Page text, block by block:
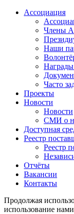
Ассоциация
Члены
Наши
Награды
Часто
Проекты
Новости
Новости
СМИ о
Доступная
Реестр
Реестр
Отчёты
Вакансии
Контакты
Продолжая
использование